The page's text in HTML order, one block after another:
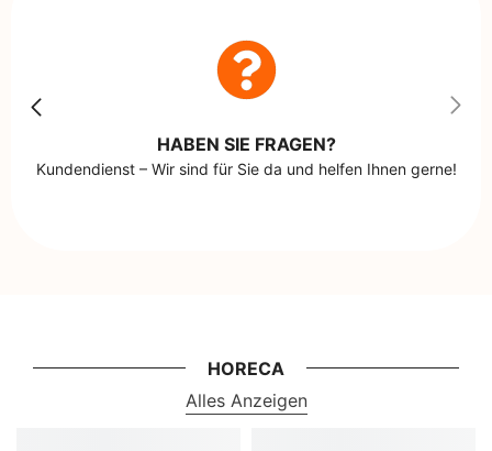
HABEN SIE FRAGEN?
Kundendienst – Wir sind für Sie da und helfen Ihnen gerne!
HORECA
Alles Anzeigen